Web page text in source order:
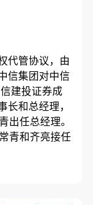
代管协议，由
信集团对中信
建投证券成
长和总经理，
出任总经理。
青和齐亮接任